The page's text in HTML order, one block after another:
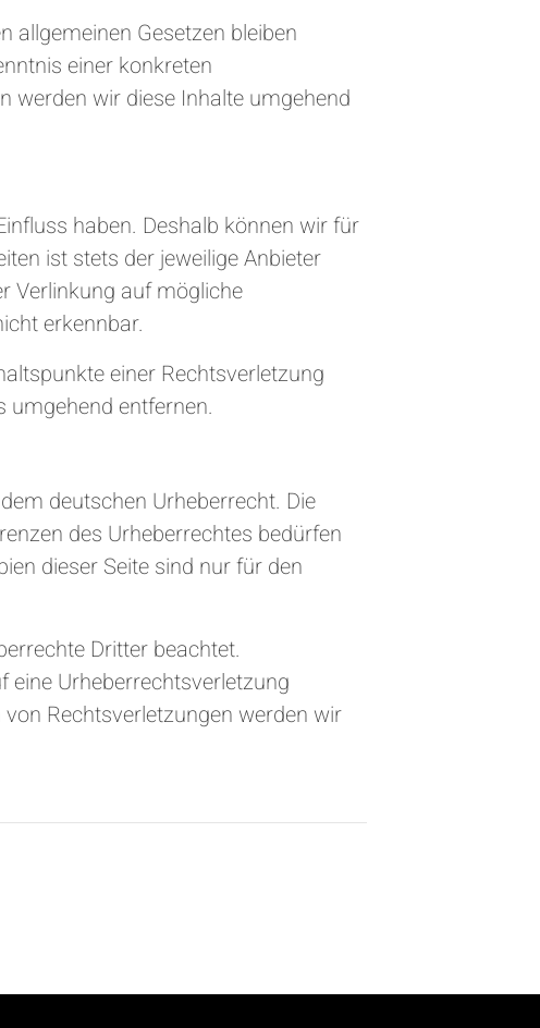
allgemeinen Gesetzen bleiben
einer konkreten
werden wir diese Inhalte umgehend
haben. Deshalb können wir für
ist stets der jeweilige Anbieter
Verlinkung auf mögliche
erkennbar.
einer Rechtsverletzung
umgehend entfernen.
deutschen Urheberrecht. Die
des Urheberrechtes bedürfen
dieser Seite sind nur für den
Dritter beachtet.
eine Urheberrechtsverletzung
Rechtsverletzungen werden wir